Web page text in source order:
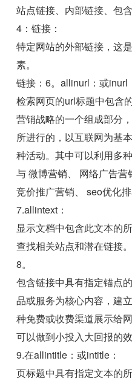
站点链接、内部链接、包
4：链接：
特定网站的外部链接，这
素。
链接：6。allinurl：或inurl
检索网页的url标题中包含
营销战略的一个组成部分
所进行的，以互联网为基
种活动。其中可以利用多
与 微博营销、 网络广告营
竞价推广营销、 seo优化排
7.allintext：
显示文档中包含此文本的
查找相关站点和潜在链接
8。
包含链接中具有指定锚点
品或服务为核心内容，建
种免费或收费渠道展示给
可以做到小投入大回报的效
9.在allintitle：或intitle：
页标题中具有指定文本的